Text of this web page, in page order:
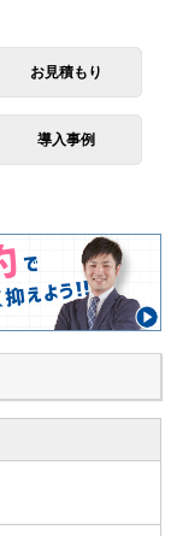
お見積もり
導入事例